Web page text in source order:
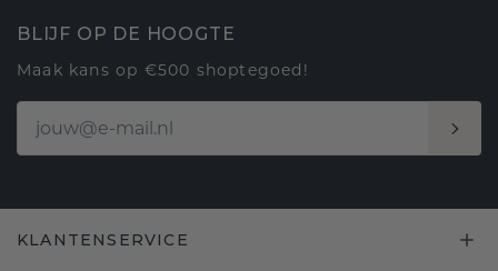
BLIJF OP DE HOOGTE
Maak kans op €500 shoptegoed!
KLANTENSERVICE